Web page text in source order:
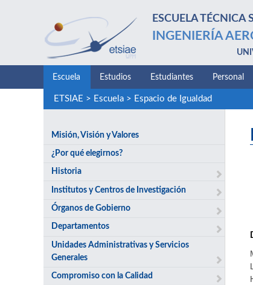
ESCUELA TÉCNICA
INGENIERÍA
Escuela Estudios Estudiantes Personal
ETSIAE > Escuela> Espacio de Igualdad
Misión, Visión y Valores
¿Por qué elegirnos?
Historia
Institutos y Centros de Investigación
Órganos de Gobierno
Departamentos
Unidades Administrativas y Servicios
Generales
Compromiso con la Calidad